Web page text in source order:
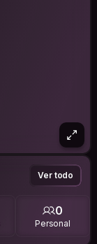
Ver todo
0
Personal